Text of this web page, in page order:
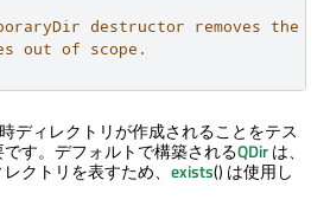
destructor removes the
out of scope.
ディレクトリが作成されることをテス
す。デフォルトで構築されるQDirは、
クトリを表すため、 exists() は使用し